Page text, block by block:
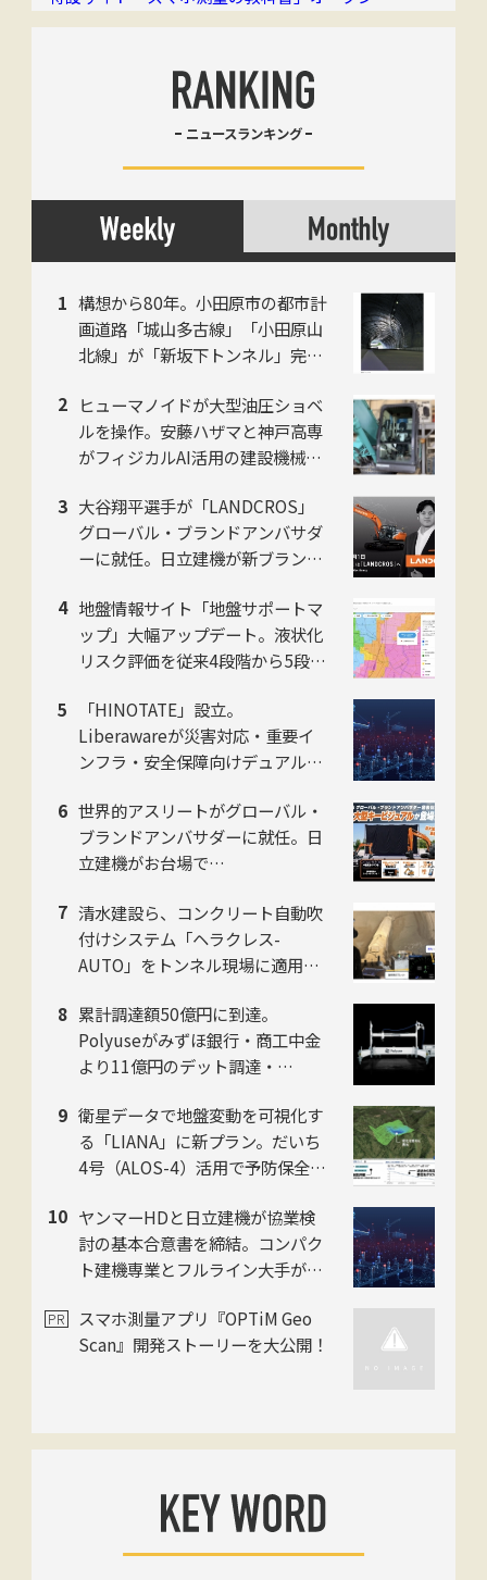
ニュースランキング
構想から80年。小田原市の都市計
画道路「城山多古線」「小田原山
北線」が「新坂下トンネル」完成
ヒューマノイドが大型油圧ショベ
ルを操作。安藤ハザマと神戸高専
がフィジカルAI活用の建設機械自
大谷翔平選手が「LANDCROS」
グローバル・ブランドアンバサダ
ーに就任。日立建機が新ブランド
地盤情報サイト「地盤サポートマ
ップ」大幅アップデート。液状化
リスク評価を従来4段階から5段階
社
「HINOTATE」設立。
Liberawareが災害対応・重要イ
ンフラ・安全保障向けデュアルユ
立
世界的アスリートがグローバル・
ブランドアンバサダーに就任。日
立建機がお台場で
発表・巨大油圧ショベル乗車体験
も
清水建設ら、コンクリート自動吹
付けシステム「ヘラクレス-
AUTO」をトンネル現場に適用。
し、均質な自動吹付けを実現
累計調達額50億円に到達。
Polyuseがみずほ銀行・商工中金
より11億円のデット調達・
進化を加速
衛星データで地盤変動を可視化す
る「LIANA」に新プラン。だいち
4号（ALOS-4）活用で予防保全を
ン・日本工営の3社
ヤンマーHDと日立建機が協業検
討の基本合意書を締結。コンパク
ト建機専業とフルライン大手がタ
スマホ測量アプリ『OPTiM Geo
Scan』開発ストーリーを大公開！